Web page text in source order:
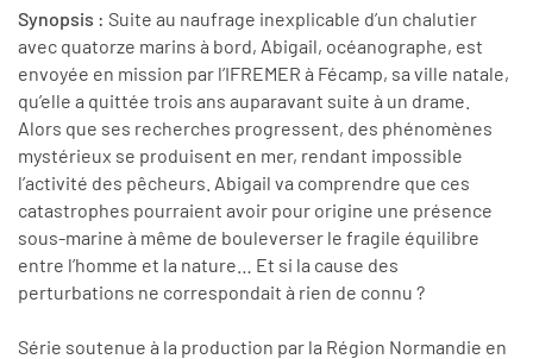
Synopsis : Suite au naufrage inexplicable d’un chalutier
avec quatorze marins à bord, Abigail, océanographe, est
envoyée en mission par l’IFREMER à Fécamp, sa ville natale,
qu’elle a quittée trois ans auparavant suite à un drame.
Alors que ses recherches progressent, des phénomènes
mystérieux se produisent en mer, rendant impossible
l’activité des pêcheurs. Abigail va comprendre que ces
catastrophes pourraient avoir pour origine une présence
sous-marine à même de bouleverser le fragile équilibre
entre l’homme et la nature… Et si la cause des
perturbations ne correspondait à rien de connu ?
Série soutenue à la production par la Région Normandie en